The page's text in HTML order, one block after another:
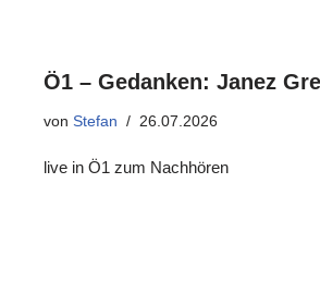
Ö1 – Gedanken: Janez
von Stefan 26.07.2026
live in Ö1 zum Nachhören